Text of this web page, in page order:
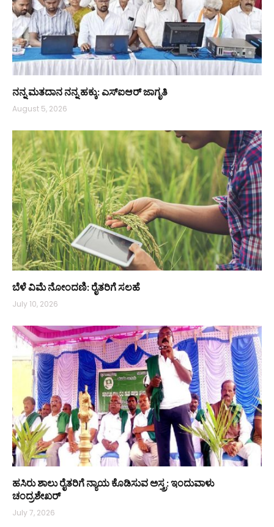
ನನ್ನ ಮತದಾನ ನನ್ನ ಹಕ್ಕು: ಎಸ್ಐಆರ್ ಜಾಗೃತಿ
August 5, 2026
ಬೆಳೆ ವಿಮೆ ನೋಂದಣಿ: ರೈತರಿಗೆ ಸಲಹೆ
July 10, 2026
ಹಸಿರು ಶಾಲು ರೈತರಿಗೆ ನ್ಯಾಯ ಕೊಡಿಸುವ ಅಸ್ತ್ರ: ಇಂದುವಾಳು
ಚಂದ್ರಶೇಖರ್
July 7, 2026